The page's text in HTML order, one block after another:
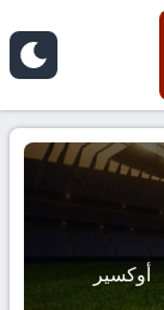
أوكسير